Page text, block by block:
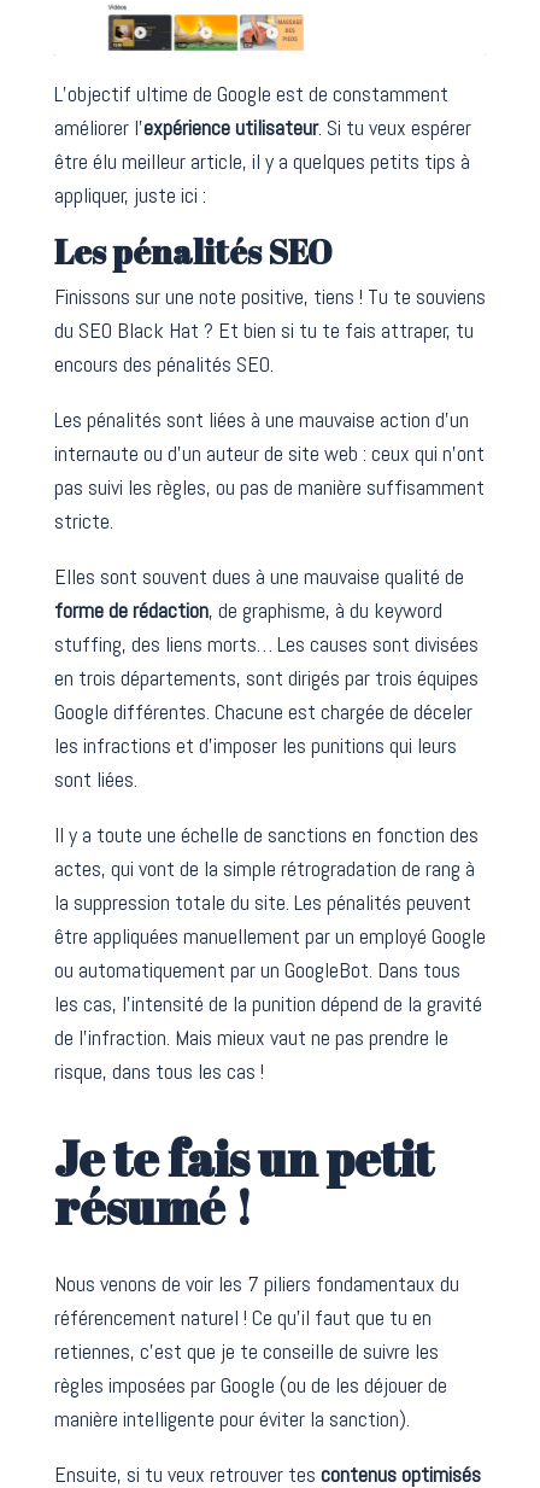
L’objectif ultime de Google est de constamment
améliorer l’expérience utilisateur. Si tu veux espérer
être élu meilleur article, il y a quelques petits tips à
appliquer, juste ici :
Les pénalités SEO
Finissons sur une note positive, tiens ! Tu te souviens
du SEO Black Hat ? Et bien si tu te fais attraper, tu
encours des pénalités SEO.
Les pénalités sont liées à une mauvaise action d’un
internaute ou d’un auteur de site web : ceux qui n’ont
pas suivi les règles, ou pas de manière suffisamment
stricte.
Elles sont souvent dues à une mauvaise qualité de
forme de rédaction, de graphisme, à du keyword
stuffing, des liens morts… Les causes sont divisées
en trois départements, sont dirigés par trois équipes
Google différentes. Chacune est chargée de déceler
les infractions et d’imposer les punitions qui leurs
sont liées.
Il y a toute une échelle de sanctions en fonction des
actes, qui vont de la simple rétrogradation de rang à
la suppression totale du site. Les pénalités peuvent
être appliquées manuellement par un employé Google
ou automatiquement par un GoogleBot. Dans tous
les cas, l’intensité de la punition dépend de la gravité
de l’infraction. Mais mieux vaut ne pas prendre le
risque, dans tous les cas !
Je te fais un petit
résumé !
Nous venons de voir les 7 piliers fondamentaux du
référencement naturel ! Ce qu’il faut que tu en
retiennes, c’est que je te conseille de suivre les
règles imposées par Google (ou de les déjouer de
manière intelligente pour éviter la sanction).
Ensuite, si tu veux retrouver tes contenus optimisés